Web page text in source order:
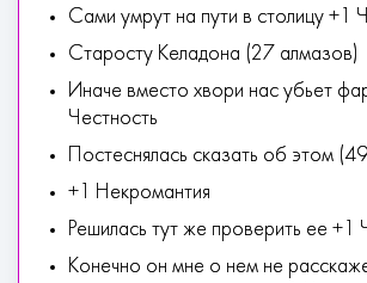
Сами умрут на пути в столицу +1
Старосту Келадона (27 алмазов)
Иначе вместо хвори нас убьет
Честность
Постеснялась сказать об этом
+1 Некромантия
Решилась тут же проверить ее +1
Конечно он мне о нем не